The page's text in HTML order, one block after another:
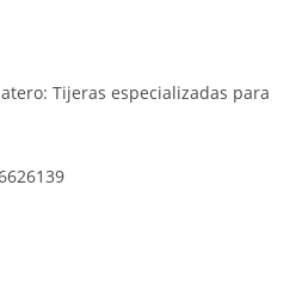
Tijeras especializadas para